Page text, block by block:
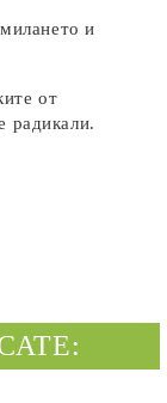
и
от
радикали.